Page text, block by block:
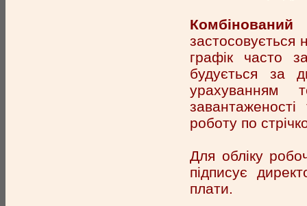
графік часто
будується за
урахуванням
роботу по
Для обліку
підписує
плати.